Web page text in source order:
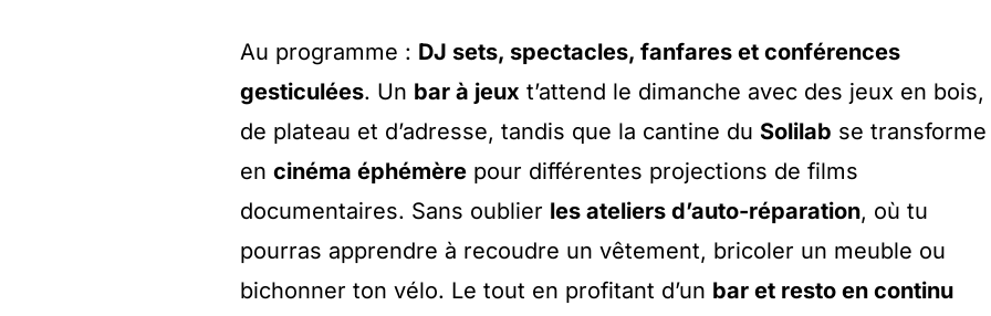
Au programme : DJ sets, spectacles, fanfares et conférences
gesticulées. Un bar à jeux t’attend le dimanche avec des jeux en bois,
de plateau et d’adresse, tandis que la cantine du Solilab se transforme
en cinéma éphémère pour différentes projections de films
documentaires. Sans oublier les ateliers d’auto-réparation, où tu
pourras apprendre à recoudre un vêtement, bricoler un meuble ou
bichonner ton vélo. Le tout en profitant d’un bar et resto en continu